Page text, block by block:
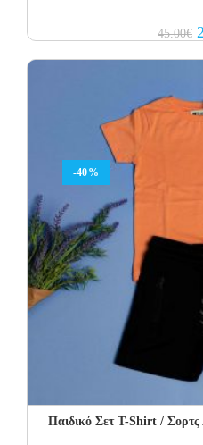
45.00€
-40%
Παιδικό Σετ T-Shirt /